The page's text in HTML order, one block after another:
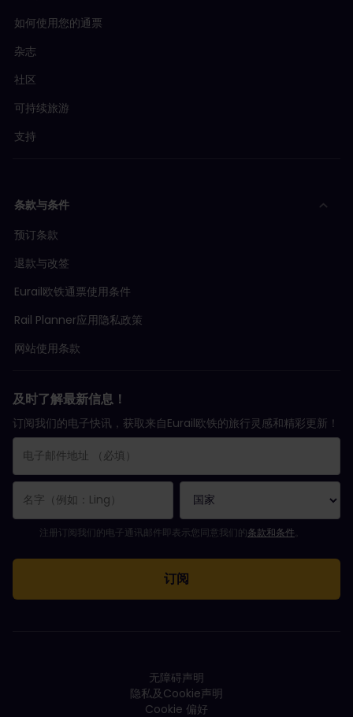
如何使用您的通票
杂志
社区
可持续旅游
支持
条款与条件
预订条款
退款与改签
Eurail欧铁通票使用条件
Rail Planner应用隐私政策
网站使用条款
及时了解最新信息！
订阅我们的电子快讯，获取来自Eurail欧铁的旅行灵感和精彩更新！
您已成功订阅。
电子邮件地址栏为必填栏！
电子邮件地址无效！
订阅电子通讯时出错。请稍后重试。
您已订阅此电子通讯！
请同意有关订阅电子通讯的条款和条件。
注册订阅我们的电子通讯邮件即表示您同意我们的条款和条件
无障碍声明
隐私及Cookie声明
Cookie 偏好